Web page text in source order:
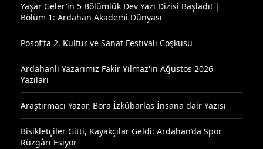
Yaşar Geler’in 5 Bölümlük Dev Yazı Dizisi Başladı! |
Bölüm 1: Ardahan Akademi Dünyası
Posof’ta 2. Kültür ve Sanat Festivali Coşkusu
Ardahanlı Yazarımız Fakir Yılmaz'ın Ağustos 2026
Yazıları
Araştırmacı Yazar, Bora İzkübarlas İnsana dair Yazısı
Bisikletçiler Gitti, Kayakçılar Geldi: Ardahan’da Spor
Rüzgârı Esiyor